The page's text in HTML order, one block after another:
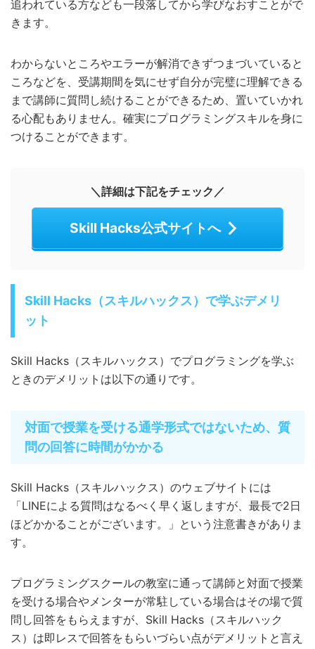
追われている方なども一段落してから学びなおすことがで
きます。
わからないところやエラーが解消できずつまづいていると
ころなどを、受講期間を気にせず自分が完璧に理解できる
まで講師に質問し続けることができるため、置いていかれ
る心配もありません。確実にプログラミングスキルを身に
つけることができます。
＼詳細は下記をチェック／
Skill Hacks公式サイトへ
Skill Hacks（スキルハックス）で学ぶデメリ
ット
Skill Hacks（スキルハックス）でプログラミングを学ぶ
ときのデメリットは以下の通りです。
対面で授業を受ける通学形式ではないため、質
問の回答に時間がかかる
Skill Hacks（スキルハックス）のウェブサイトには
「LINEによる質問はなるべく早く返しますが、最長で2日
ほどかかることがございます。」という注意書きがありま
す。
プログラミングスクールの教室に通って講師と対面で授業
を受ける場合やメンターが常駐している場合はその場で質
問し回答をもらえますが、Skill Hacks（スキルハック
ス）は即レスで回答をもらいづらい点がデメリットと言え